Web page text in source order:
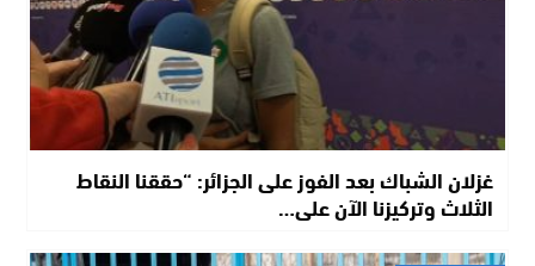
غزلان الشباك بعد الفوز على الجزائر: “حققنا النقاط
الثلاث وتركيزنا الآن على…